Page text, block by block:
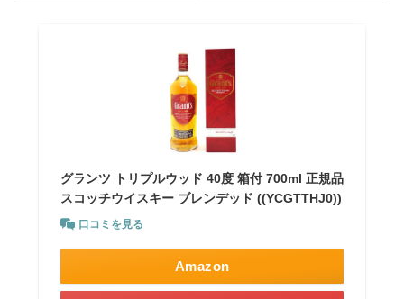
グランツ トリプルウッド 40度 箱付 700ml 正規品
スコッチウイスキー ブレンデッド ((YCGTTHJ0))
口コミを見る
Amazon